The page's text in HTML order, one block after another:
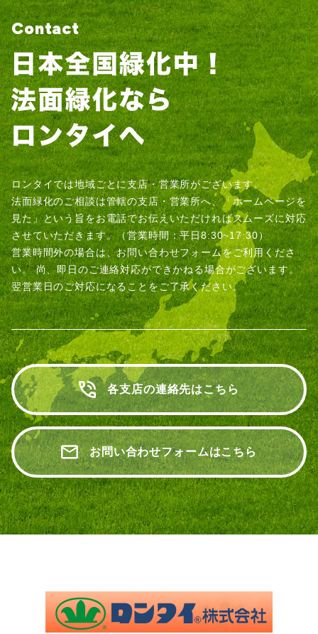
Contact
ロンタイでは地域ごとに支店・営業所がございます。
法面緑化のご相談は管轄の支店・営業所へ、「ホームページを
見た」という旨をお電話でお伝えいただければスムーズに対応
させていただきます。（営業時間：平日8:30~17:30）
営業時間外の場合は、お問い合わせフォームをご利用くださ
い。尚、即日のご連絡対応ができかねる場合がございます。
翌営業日のご対応になることをご了承ください。
各支店の連絡先はこちら
お問い合わせフォームはこちら